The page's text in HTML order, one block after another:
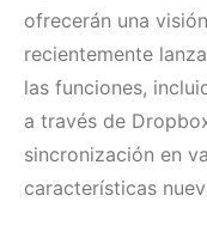
ofrecerán una
recientemente
las funciones,
a través de
sincronización en
características